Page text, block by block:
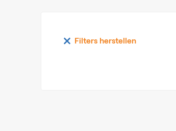
Filters herstellen